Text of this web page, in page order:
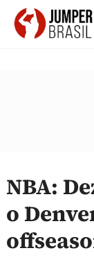
NBA:
o